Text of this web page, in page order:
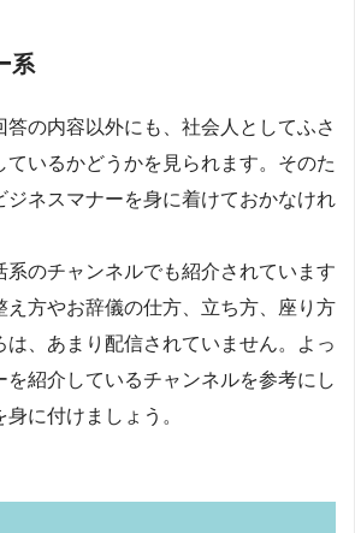
系
の内容以外にも、社会人としてふさ
ているかどうかを見られます。そのた
ジネスマナーを身に着けておかなけれ
系のチャンネルでも紹介されています
え方やお辞儀の仕方、立ち方、座り方
は、あまり配信されていません。よっ
を紹介しているチャンネルを参考にし
に付けましょう。